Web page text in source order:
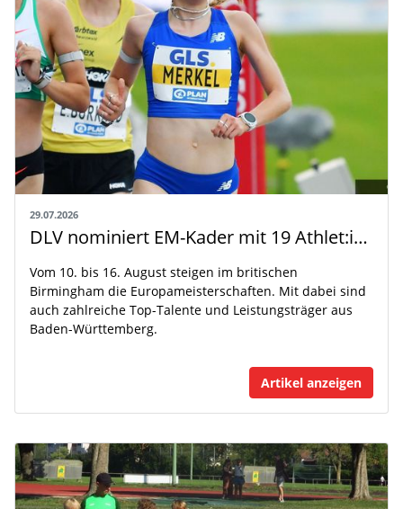
29.07.2026
DLV nominiert EM-Kader mit 19 Athlet:innen aus Baden-Württemberg
Vom 10. bis 16. August steigen im britischen
Birmingham die Europameisterschaften. Mit dabei sind
auch zahlreiche Top-Talente und Leistungsträger aus
Baden-Württemberg.
Artikel anzeigen